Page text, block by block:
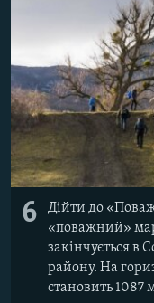
6
Дійти до
«поважний»
закінчується в
району. На
становить 1087